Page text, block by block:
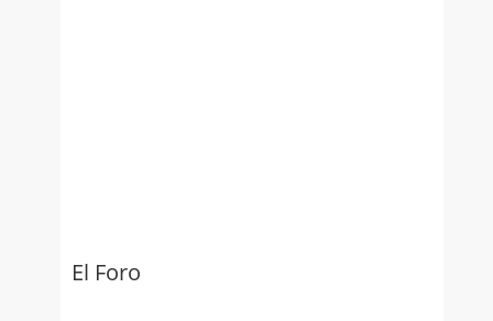
El Foro